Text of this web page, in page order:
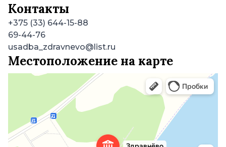
Контакты
+375 (33) 644-15-88
69-44-76
usadba_zdravnevo@list.ru
Местоположение на карте